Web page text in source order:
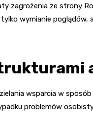
zagrożenia ze strony
wymianie poglądów,
wsparcia w
problemów